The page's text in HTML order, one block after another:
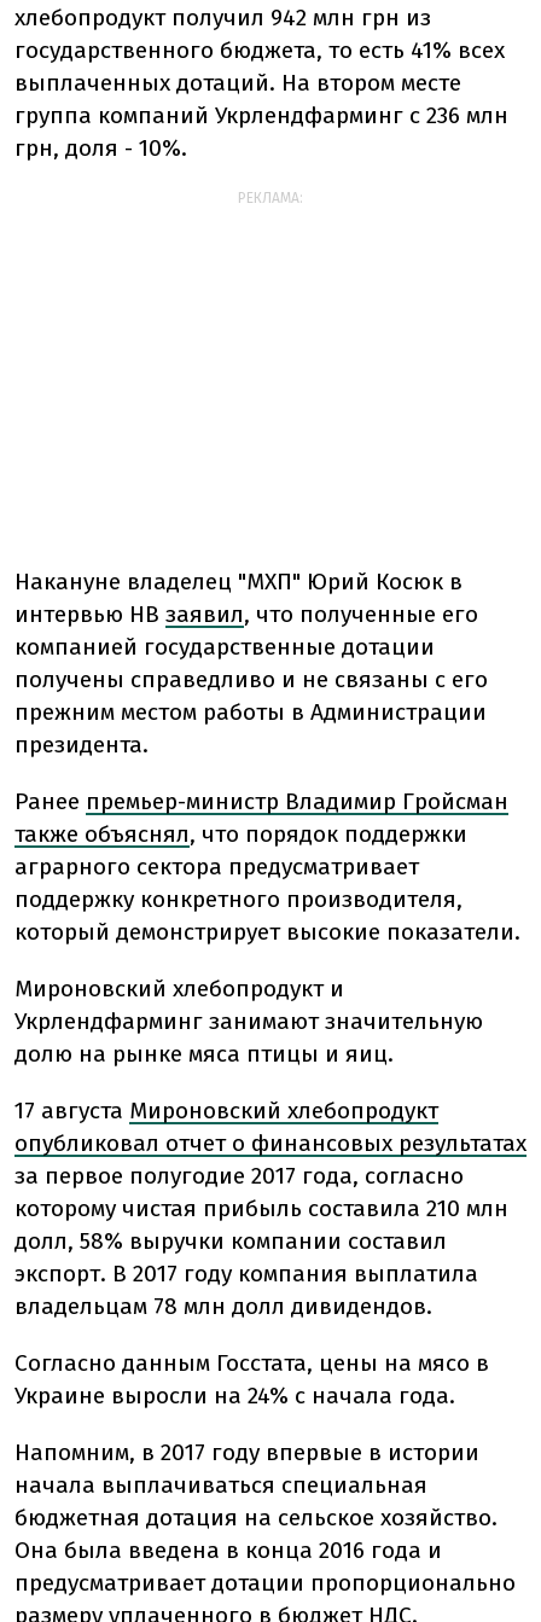
хлебопродукт получил 942 млн грн из
государственного бюджета, то есть 41% всех
выплаченных дотаций. На втором месте
группа компаний Укрлендфарминг с 236 млн
грн, доля - 10%.
РЕКЛАМА:
Накануне владелец "МХП" Юрий Косюк в
интервью НВ заявил, что полученные его
компанией государственные дотации
получены справедливо и не связаны с его
прежним местом работы в Администрации
президента.
Ранее премьер-министр Владимир Гройсман
также объяснял, что порядок поддержки
аграрного сектора предусматривает
поддержку конкретного производителя,
который демонстрирует высокие показатели.
Мироновский хлебопродукт и
Укрлендфарминг занимают значительную
долю на рынке мяса птицы и яиц.
17 августа Мироновский хлебопродукт
опубликовал отчет о финансовых результатах
за первое полугодие 2017 года, согласно
которому чистая прибыль составила 210 млн
долл, 58% выручки компании составил
экспорт. В 2017 году компания выплатила
владельцам 78 млн долл дивидендов.
Согласно данным Госстата, цены на мясо в
Украине выросли на 24% с начала года.
Напомним, в 2017 году впервые в истории
начала выплачиваться специальная
бюджетная дотация на сельское хозяйство.
Она была введена в конца 2016 года и
предусматривает дотации пропорционально
размеру уплаченного в бюджет НДС.